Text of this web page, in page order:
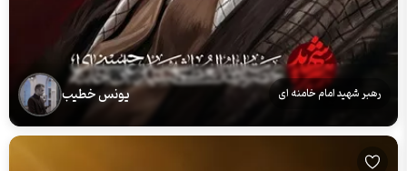
رهبر شهید امام خامنه ای یونس خطیب